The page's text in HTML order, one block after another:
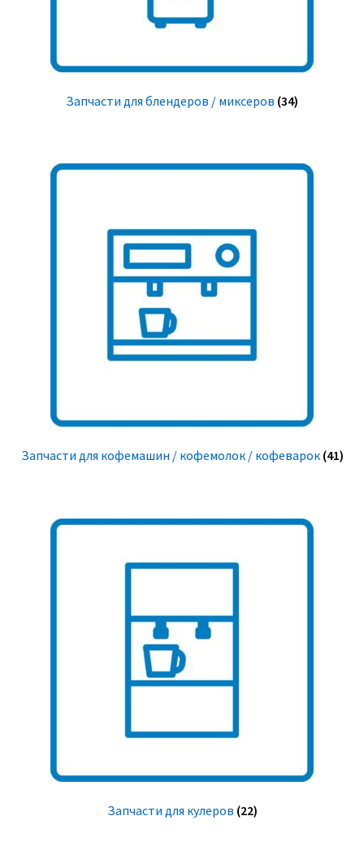
Запчасти для блендеров / миксеров (34)
Запчасти для кофемашин / кофемолок / кофеварок (41)
Запчасти для кулеров (22)